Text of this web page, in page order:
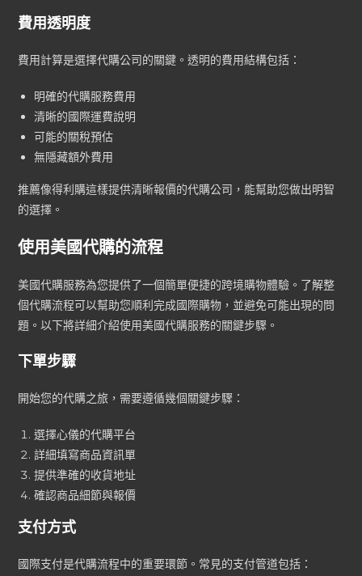
費用透明度
費用計算是選擇代購公司的關鍵。透明的費用結構包括：
明確的代購服務費用
清晰的國際運費說明
可能的關稅預估
無隱藏額外費用
推薦像得利購這樣提供清晰報價的代購公司，能幫助您做出明智
的選擇。
使用美國代購的流程
美國代購服務為您提供了一個簡單便捷的跨境購物體驗。了解整
個代購流程可以幫助您順利完成國際購物，並避免可能出現的問
題。以下將詳細介紹使用美國代購服務的關鍵步驟。
下單步驟
開始您的代購之旅，需要遵循幾個關鍵步驟：
選擇心儀的代購平台
詳細填寫商品資訊單
提供準確的收貨地址
確認商品細節與報價
支付方式
國際支付是代購流程中的重要環節。常見的支付管道包括：